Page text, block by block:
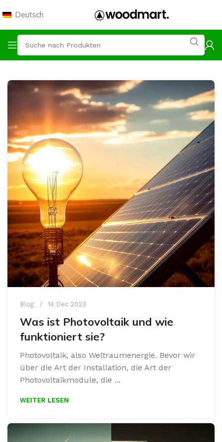
Deutsch
Blog 14 Dec 2023
Was ist Photovoltaik und wie
funktioniert sie?
Photovoltaik, also Weltraumenergie. Bevor wir
über die Art der Installation, die Art der
Photovoltaikmodule, die ...
WEITER LESEN